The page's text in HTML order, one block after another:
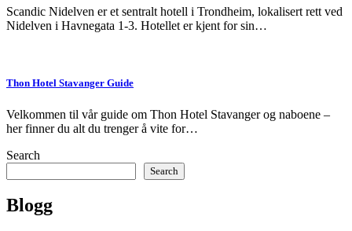
Scandic Nidelven er et sentralt hotell i Trondheim, lokalisert rett ved
Nidelven i Havnegata 1-3. Hotellet er kjent for sin…
Thon Hotel Stavanger Guide
Velkommen til vår guide om Thon Hotel Stavanger og naboene –
her finner du alt du trenger å vite for…
Search
Search
Blogg